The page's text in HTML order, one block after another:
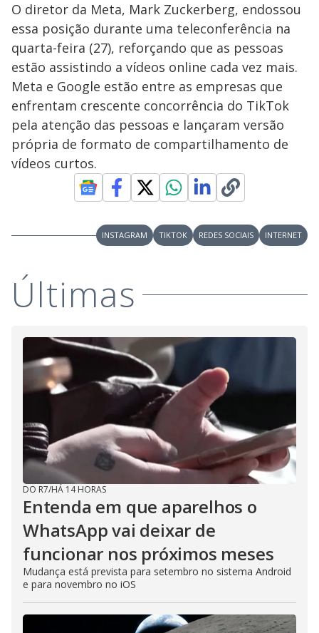
O diretor da Meta, Mark Zuckerberg, endossou
essa posição durante uma teleconferência na
quarta-feira (27), reforçando que as pessoas
estão assistindo a vídeos online cada vez mais.
Meta e Google estão entre as empresas que
enfrentam crescente concorrência do TikTok
pela atenção das pessoas e lançaram versão
própria de formato de compartilhamento de
vídeos curtos.
INSTAGRAM TIKTOK REDES SOCIAIS INTERNET
Últimas
DO R7/HÁ 14 HORAS
Entenda em que aparelhos o
WhatsApp vai deixar de
funcionar nos próximos meses
Mudança está prevista para setembro no sistema Android
e para novembro no iOS